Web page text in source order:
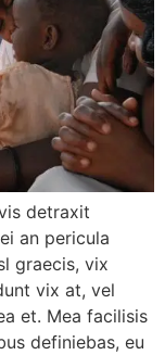
detraxit
an pericula
graecis, vix
vix at, vel
et. Mea facilisis
definiebas, eu